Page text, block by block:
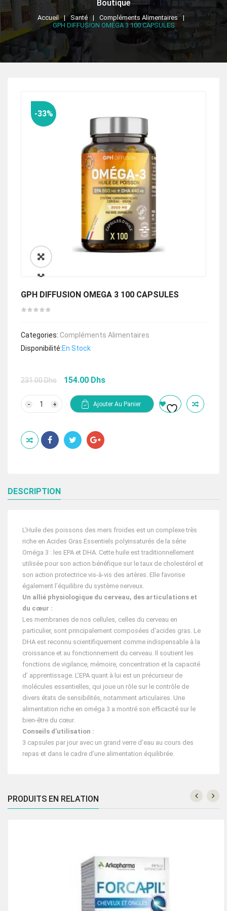
Boutique
Accueil Santé
Compléments Alimentaires
GPH DIFFUSION OMEGA 3 100 CAPSULES
🔍
-33%
GPH DIFFUSION OMEGA 3 100 CAPSULES
Categories: Compléments Alimentaires
Disponibilité:En Stock
231.00Dhs
Le
initial
était :
154.00 Dhs
est :
OMEGA
3
100
Ajouter Au Panier
DESCRIPTION
L’Huile des poissons des mers froides est un complexe très
riche en Acides Gras Essentiels polyinsaturés de la série
Oméga 3 : les EPA et DHA. Cette huile est traditionnellement
utilisée pour son action bénéfique sur le taux de cholestérol et
son action protectrice vis-à-vis des artères. Elle favorise
également l’équilibre du système nerveux.
Un allié physiologique du cerveau, des articulations et
du cœur :
Les membranes de nos cellules, celles du cerveau en
particulier, sont principalement composées d’acides gras. Le
DHA est reconnu scientifiquement comme indispensable à la
croissance et au fonctionnement du cerveau. Il soutient les
fonctions de vigilance, mémoire, concentration et la capacité
d’ apprentissage. L’EPA quant à lui est un précurseur de
molécules essentielles, qui joue un rôle sur le contrôle de
divers états de sensibilités, notamment articulaires. Une
alimentation riche en oméga 3 a montré son efficacité sur le
bien-être du cœur.
Conseils d’utilisation :
3 capsules par jour avec un grand verre d’eau au cours des
repas et dans le cadre d’une alimentation équilibrée.
PRODUITS EN RELATION